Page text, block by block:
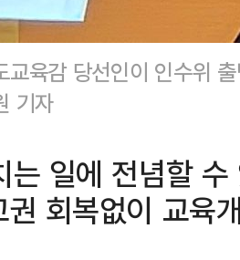
교육감 당선인이 인수위
기자
는 일에 전념할
회복없이 교육